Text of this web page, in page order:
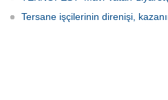
Tersane işçilerinin direnişi,